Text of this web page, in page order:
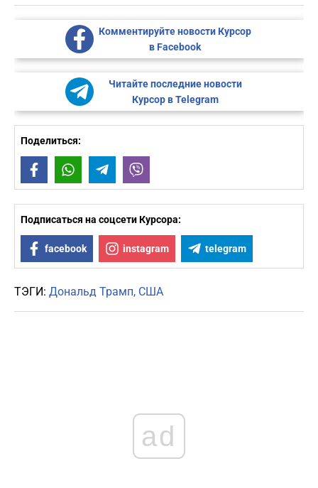
Комментируйте новости Курсор
в Facebook
Читайте последние новости
Курсор в Telegram
Поделиться:
FacebookWhatsAppTelegram
Подписаться на соцсети Курсора:
facebook instagram telegram
ТЭГИ: Дональд Трамп США
ad